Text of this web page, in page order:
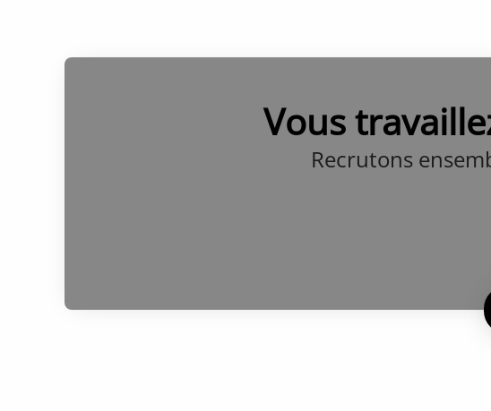
Vous
Recrutons